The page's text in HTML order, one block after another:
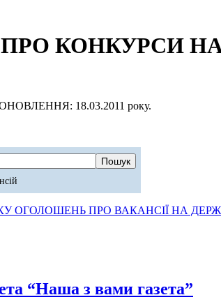
КОНКУРСИ НА
18.03.2011 року.
ОГОЛОШЕНЬ ПРО ВАКАНСІЇ НА
“Наша з вами газета”